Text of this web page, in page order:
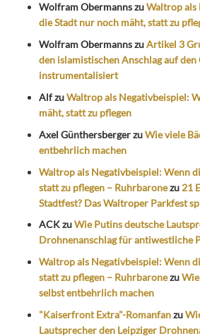
Wolfram ObermannszuWaltrop als
die Stadt nur noch mäht, statt zu
Wolfram ObermannszuArtikel 3
den islamistischen Anschlag auf den
instrumentalisiert
AlfzuWaltrop als Negativbeispiel:
mäht, statt zu pflegen
Axel GünthersbergerzuWie viele
entbehrlich machen
Waltrop als Negativbeispiel: Wenn
statt zu pflegen – Ruhrbaronezu 21
Stadtfest? Das Waltroper Parkfest
ACKzuWie Putins deutsche
Drohnenanschlag für antiwestliche
Waltrop als Negativbeispiel: Wenn
statt zu pflegen – Ruhrbaronezu
selbst entbehrlich machen
"Kaiserfront Extra"-Romanfanzu
Lautsprecher den Leipziger